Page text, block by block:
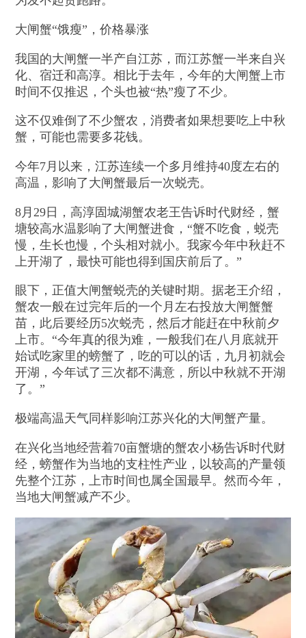
大闸蟹“饿瘦”，价格暴涨
我国的大闸蟹一半产自江苏，而江苏蟹一半来自兴
化、宿迁和高淳。相比于去年，今年的大闸蟹上市
时间不仅推迟，个头也被“热”瘦了不少。
这不仅难倒了不少蟹农，消费者如果想要吃上中秋
蟹，可能也需要多花钱。
今年7月以来，江苏连续一个多月维持40度左右的
高温，影响了大闸蟹最后一次蜕壳。
8月29日，高淳固城湖蟹农老王告诉时代财经，蟹
塘较高水温影响了大闸蟹进食，“蟹不吃食，蜕壳
慢，生长也慢，个头相对就小。我家今年中秋赶不
上开湖了，最快可能也得到国庆前后了。”
眼下，正值大闸蟹蜕壳的关键时期。据老王介绍，
蟹农一般在过完年后的一个月左右投放大闸蟹蟹
苗，此后要经历5次蜕壳，然后才能赶在中秋前夕
上市。“今年真的很为难，一般我们在八月底就开
始试吃家里的螃蟹了，吃的可以的话，九月初就会
开湖，今年试了三次都不满意，所以中秋就不开湖
了。”
极端高温天气同样影响江苏兴化的大闸蟹产量。
在兴化当地经营着70亩蟹塘的蟹农小杨告诉时代财
经，螃蟹作为当地的支柱性产业，以较高的产量领
先整个江苏，上市时间也属全国最早。然而今年，
当地大闸蟹减产不少。